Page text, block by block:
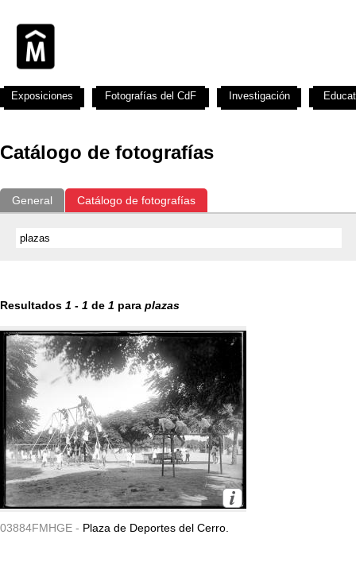
Catálogo de fotografías
General Catálogo de fotografías
Resultados 1 - 1 de 1 para plazas
03884FMHGE - Plaza de Deportes del Cerro.
Exposiciones Fotografías del CdF Investigación